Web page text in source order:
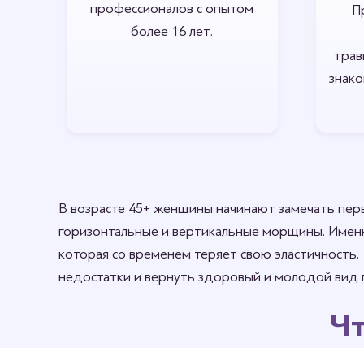
профессионалов с опытом
более 16 лет.
В возрасте 45+ женщины начинают замечать
горизонтальные и вертикальные морщины.
которая со временем теряет свою
недостатки и вернуть здоровый и молодой